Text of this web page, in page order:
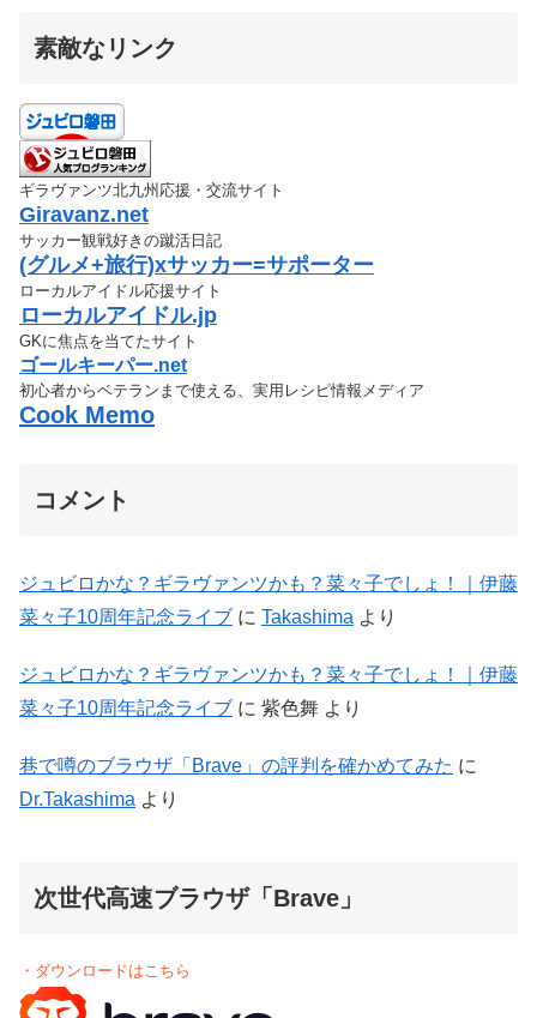
素敵なリンク
ギラヴァンツ北九州応援・交流サイト
Giravanz.net
サッカー観戦好きの蹴活日記
(グルメ+旅行)xサッカー=サポーター
ローカルアイドル応援サイト
ローカルアイドル.jp
GKに焦点を当てたサイト
ゴールキーパー.net
初心者からベテランまで使える、実用レシピ情報メディア
Cook Memo
コメント
ジュビロかな？ギラヴァンツかも？菜々子でしょ！｜伊藤
菜々子10周年記念ライブ に Takashima より
ジュビロかな？ギラヴァンツかも？菜々子でしょ！｜伊藤
菜々子10周年記念ライブ に 紫色舞 より
巷で噂のブラウザ「Brave」の評判を確かめてみた に
Dr.Takashima より
次世代高速ブラウザ「Brave」
・ダウンロードはこちら